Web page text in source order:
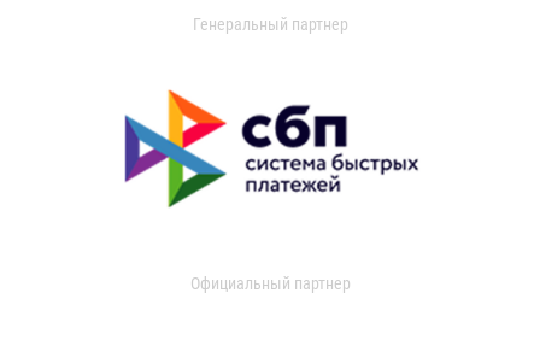
Генеральный партнер
Официальный партнер